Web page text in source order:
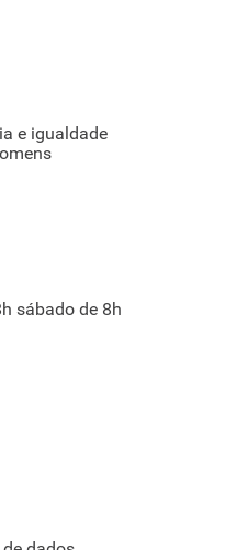
e igualdade
sábado de 8h